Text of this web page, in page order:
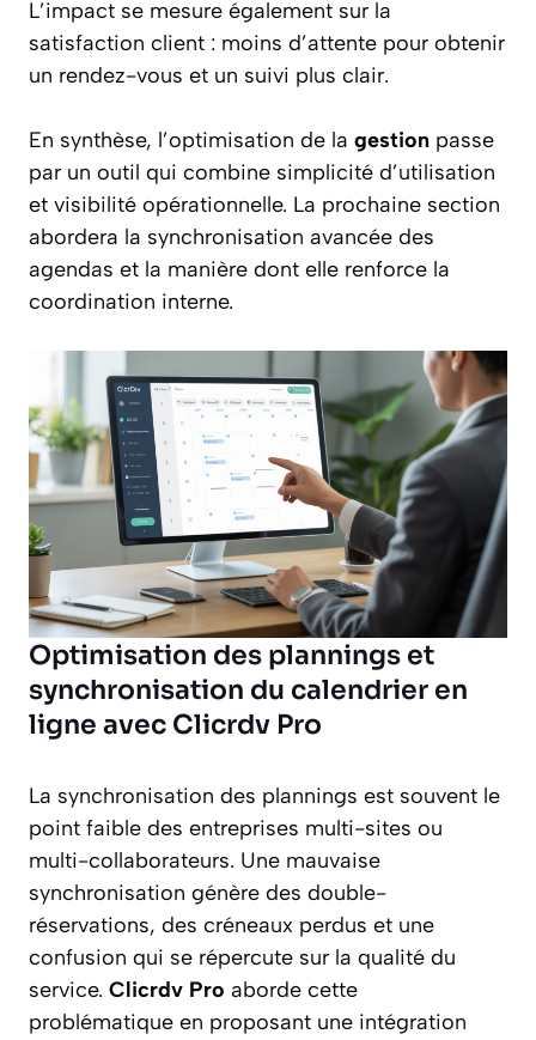
L’impact se mesure également sur la
satisfaction client : moins d’attente pour obtenir
un rendez-vous et un suivi plus clair.
En synthèse, l’optimisation de la gestion passe
par un outil qui combine simplicité d’utilisation
et visibilité opérationnelle. La prochaine section
abordera la synchronisation avancée des
agendas et la manière dont elle renforce la
coordination interne.
Optimisation des plannings et
synchronisation du calendrier en
ligne avec Clicrdv Pro
La synchronisation des plannings est souvent le
point faible des entreprises multi-sites ou
multi-collaborateurs. Une mauvaise
synchronisation génère des double-
réservations, des créneaux perdus et une
confusion qui se répercute sur la qualité du
service. Clicrdv Pro aborde cette
problématique en proposant une intégration